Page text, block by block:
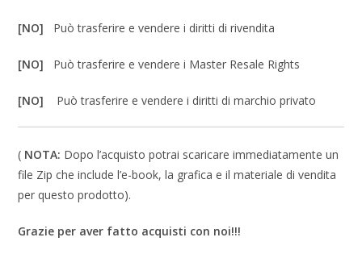
[NO] Può trasferire e vendere i diritti di rivendita
[NO] Può trasferire e vendere i Master Resale Rights
[NO] Può trasferire e vendere i diritti di marchio privato
( NOTA: Dopo l’acquisto potrai scaricare immediatamente un
file Zip che include l’e-book, la grafica e il materiale di vendita
per questo prodotto).
Grazie per aver fatto acquisti con noi!!!